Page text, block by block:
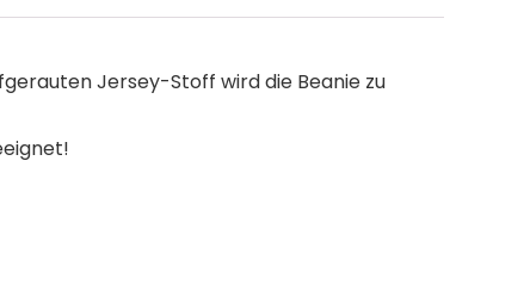
Jersey-Stoff wird die Beanie zu